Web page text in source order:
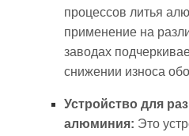
процессов литья
применение на
заводах
снижении износа
Устройство для
алюминия: Это